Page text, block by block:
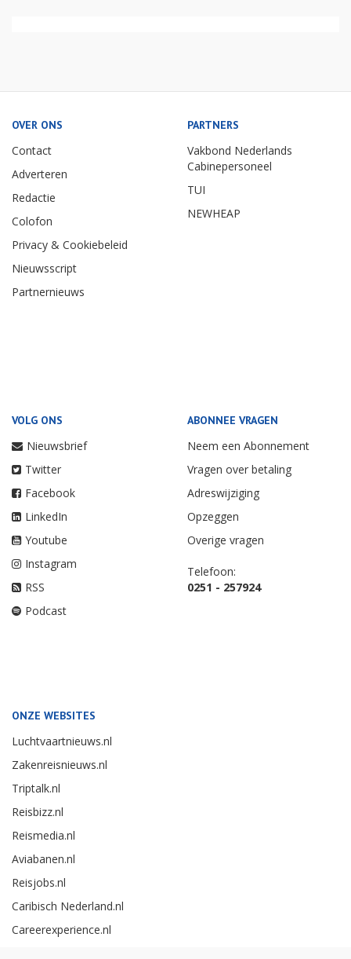
OVER ONS
Contact
Adverteren
Redactie
Colofon
Privacy & Cookiebeleid
Nieuwsscript
Partnernieuws
PARTNERS
Vakbond Nederlands
Cabinepersoneel
TUI
NEWHEAP
VOLG ONS
Nieuwsbrief
Twitter
Facebook
LinkedIn
Youtube
Instagram
RSS
Podcast
ABONNEE VRAGEN
Neem een Abonnement
Vragen over betaling
Adreswijziging
Opzeggen
Overige vragen
Telefoon:
0251 - 257924
ONZE WEBSITES
Luchtvaartnieuws.nl
Zakenreisnieuws.nl
Triptalk.nl
Reisbizz.nl
Reismedia.nl
Aviabanen.nl
Reisjobs.nl
Caribisch Nederland.nl
Careerexperience.nl